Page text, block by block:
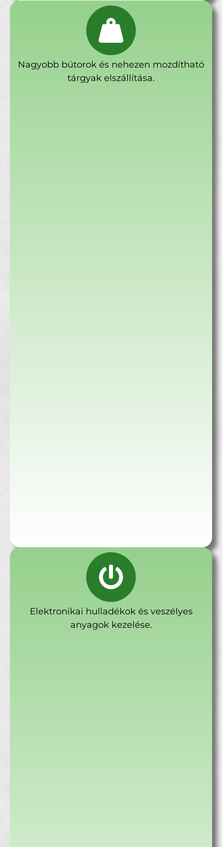
Nagyobb bútorok és nehezen mozdítható
tárgyak elszállítása.
Elektronikai hulladékok és veszélyes
anyagok kezelése.